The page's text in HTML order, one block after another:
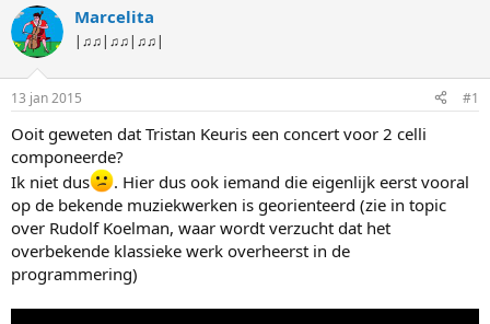
p
i
c
s
t
a
r
e
r
a
t
t
u
m
Marcelita
|♫♫|♫♫|♫♫|
13 jan 2015 #1
Ooit geweten dat Tristan Keuris een concert voor 2 celli
componeerde?
Ik niet dus
. Hier dus ook iemand die eigenlijk eerst vooral
op de bekende muziekwerken is georienteerd (zie in topic
over Rudolf Koelman, waar wordt verzucht dat het
overbekende klassieke werk overheerst in de
programmering)